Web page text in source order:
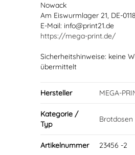
Nowack
Am Eiswurmlager 21, DE-
E-Mail: info@print21.de
https://mega-print.de/
Sicherheitshinweise: keine
übermittelt
Hersteller MEGA-
Kategorie /
Typ
Artikelnummer 23456 -2